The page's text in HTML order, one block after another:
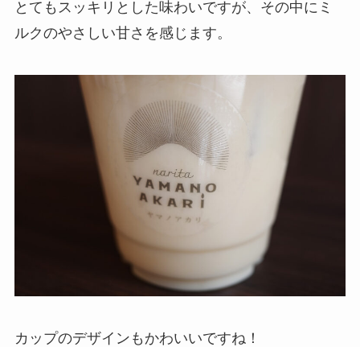
とてもスッキリとした味わいですが、その中にミ
ルクのやさしい甘さを感じます。
カップのデザインもかわいいですね！